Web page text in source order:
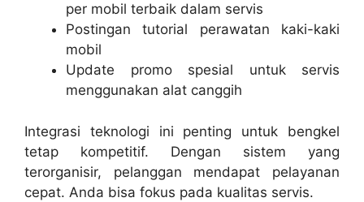
per mobil terbaik dalam servis
Postingan tutorial perawatan kaki-kaki
mobil
Update promo spesial untuk servis
menggunakan alat canggih
Integrasi teknologi ini penting untuk bengkel
tetap kompetitif. Dengan sistem yang
terorganisir, pelanggan mendapat pelayanan
cepat. Anda bisa fokus pada kualitas servis.